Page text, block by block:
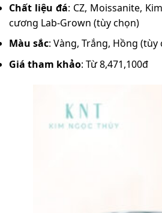
Chất liệu đá: CZ, Moissanite,
cương Lab-Grown (tùy chọn)
Màu sắc: Vàng, Trắng, Hồng (tùy
Giá tham khảo: Từ 8,471,100đ